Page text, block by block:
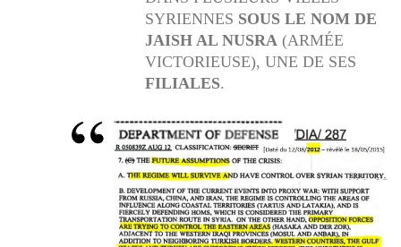
SYRIENNES SOUS LE NOM DE
JAISH AL NUSRA (ARMÉE
VICTORIEUSE), UNE DE SES
FILIALES.